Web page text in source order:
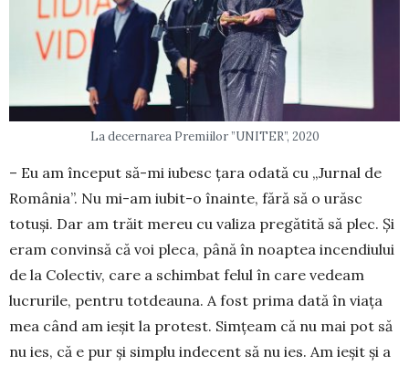
La decernarea Premiilor ”UNITER”, 2020
– Eu am început să-mi iubesc țara odată cu „Jurnal de
România”. Nu mi-am iubit-o înainte, fără să o urăsc
totuși. Dar am trăit mereu cu valiza pre­gătită să plec. Și
eram convinsă că voi pleca, până în noaptea incendiului
de la Colectiv, care a schimbat felul în care vedeam
lucrurile, pentru totdeauna. A fost prima dată în viața
mea când am ieșit la protest. Simțeam că nu mai pot să
nu ies, că e pur și simplu indecent să nu ies. Am ieșit și a